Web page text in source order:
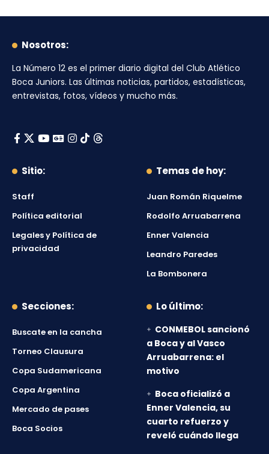
Nosotros:
La Número 12 es el primer diario digital del Club Atlético
Boca Juniors. Las últimas noticias, partidos, estadísticas,
entrevistas, fotos, vídeos y mucho más.
Sitio:
Staff
Política editorial
Legales y Política de
privacidad
Temas de hoy:
Juan Román Riquelme
Rodolfo Arruabarrena
Enner Valencia
Leandro Paredes
La Bombonera
Secciones:
Buscate en la cancha
Torneo Clausura
Copa Sudamericana
Copa Argentina
Mercado de pases
Boca Socios
Lo último:
CONMEBOL sancionó
a Boca y al Vasco
Arruabarrena: el
motivo
Boca oficializó a
Enner Valencia, su
cuarto refuerzo y
reveló cuándo llega